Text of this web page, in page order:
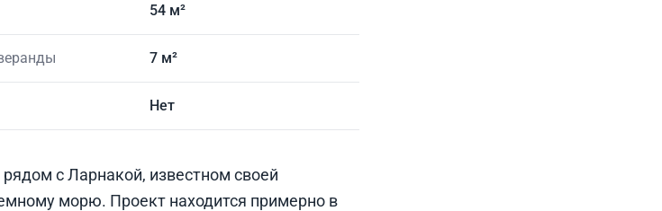
54 м²
7 м²
Нет
с Ларнакой, известном своей
морю. Проект находится примерно в